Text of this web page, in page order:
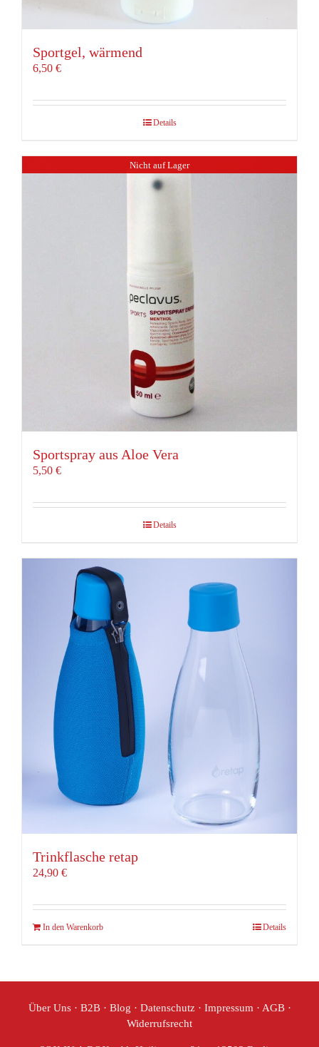
Sportgel, wärmend
6,50 €
Details
Nicht auf Lager
Sportspray aus Aloe Vera
5,50 €
Details
Trinkflasche retap
24,90 €
In den Warenkorb Details
Über Uns· B2B· Blog · Datenschutz· Impressum · AGB·
Widerrufsrecht